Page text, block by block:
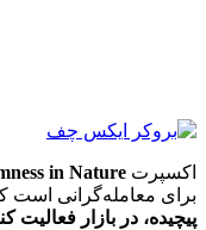
in Nature
معامله‌گرانی است که
در بازار فعالیت کنند .